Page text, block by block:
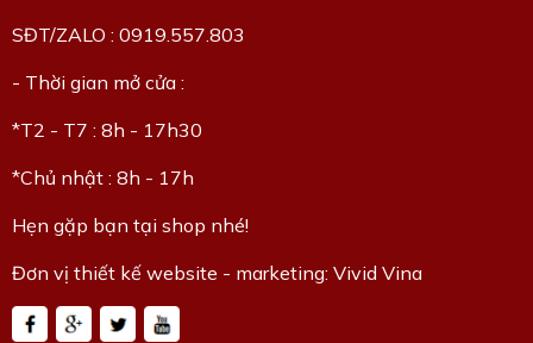
SĐT/ZALO : 0919.557.803
- Thời gian mở cửa :
*T2 - T7 : 8h - 17h30
*Chủ nhật : 8h - 17h
Hẹn gặp bạn tại shop nhé!
Đơn vị thiết kế website - marketing: Vivid Vina